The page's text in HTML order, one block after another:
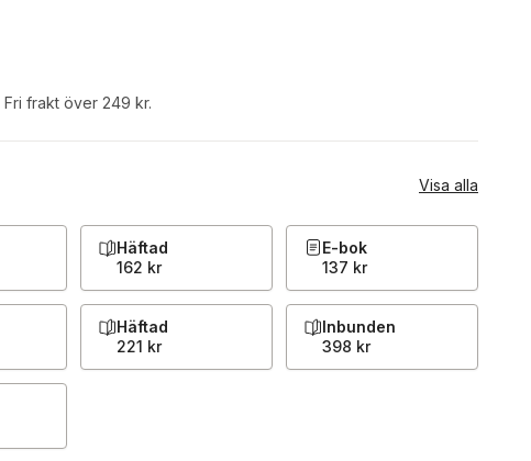
Fri frakt över 249 kr.
Visa alla
Häftad
162 kr
E-bok
137 kr
Häftad
221 kr
Inbunden
398 kr